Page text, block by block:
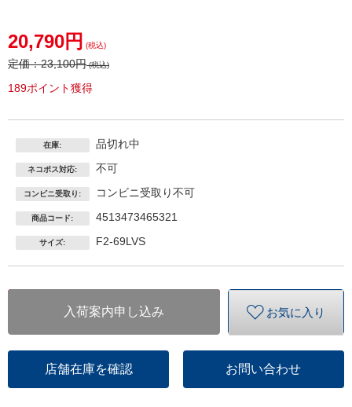
20,790円 (税込)
定価：23,100円(税込)
189ポイント獲得
在庫: 品切れ中
ネコポス対応: 不可
コンビニ受取り: コンビニ受取り不可
商品コード: 4513473465321
サイズ: F2-69LVS
入荷案内申し込み お気に入り
店舗在庫を確認 お問い合わせ